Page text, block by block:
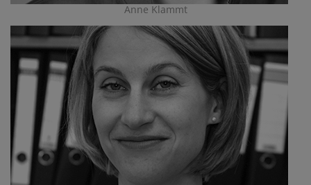
Anne Klammt